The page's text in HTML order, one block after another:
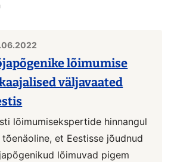
lõimumise
väljavaated
lõimumisekspertide hinnangul
tõenäoline, et Eestisse jõudnud
lõimuvad pigem